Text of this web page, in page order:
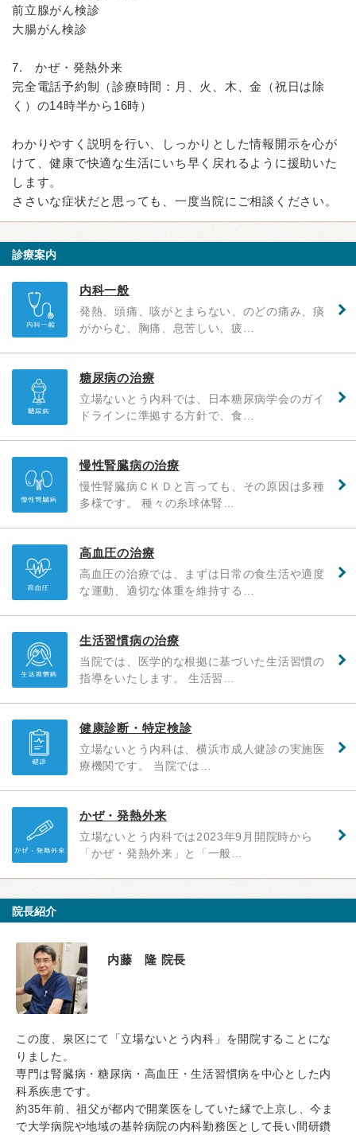
前立腺がん検診
大腸がん検診
7. かぜ・発熱外来
完全電話予約制（診療時間：月、火、木、金（祝日は除
く）の14時半から16時）
わかりやすく説明を行い、しっかりとした情報開示を心が
けて、健康で快適な生活にいち早く戻れるように援助いた
します。
ささいな症状だと思っても、一度当院にご相談ください。
診療案内
内科一般
発熱、頭痛、咳がとまらない、のどの痛み、痰
がからむ、胸痛、息苦しい、疲…
糖尿病の治療
立場ないとう内科では、日本糖尿病学会のガイ
ドラインに準拠する方針で、食…
慢性腎臓病の治療
慢性腎臓病ＣＫＤと言っても、その原因は多種
多様です。 種々の糸球体腎…
高血圧の治療
高血圧の治療では、まずは日常の食生活や適度
な運動、適切な体重を維持する…
生活習慣病の治療
当院では、医学的な根拠に基づいた生活習慣の
指導をいたします。 生活習…
健康診断・特定検診
立場ないとう内科は、横浜市成人健診の実施医
療機関です。 当院では…
かぜ・発熱外来
立場ないとう内科では2023年9月開院時から
「かぜ・発熱外来」と「一般…
院長紹介
内藤 隆 院長
この度、泉区にて「立場ないとう内科」を開院することにな
りました。
専門は腎臓病・糖尿病・高血圧・生活習慣病を中心とした内
科系疾患です。
約35年前、祖父が都内で開業医をしていた縁で上京し、今ま
で大学病院や地域の基幹病院の内科勤務医として長い間研鑽